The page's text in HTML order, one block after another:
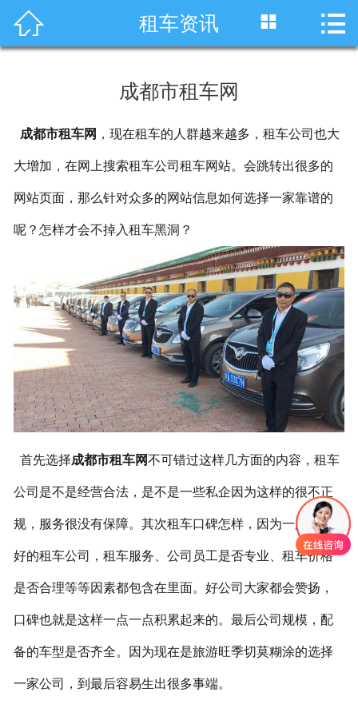
 首页
服务项目
租车价格
成功案例
关于我们
联系我们
 租车资讯  
成都市租车网
成都市租车网 ，现在租车的人群越来越多，租车公司也大
大增加，在网上搜索租车公司租车网站。会跳转出很多的
网站页面，那么针对众多的网站信息如何选择一家靠谱的
呢？怎样才会不掉入租车黑洞？
首先选择成都市租车网不可错过这样几方面的内容，租车
公司是不是经营合法，是不是一些私企因为这样的很不正
规，服务很没有保障。其次租车口碑怎样，因为一般口碑
好的租车公司，租车服务、公司员工是否专业、租车价格
是否合理等等因素都包含在里面。好公司大家都会赞扬，
口碑也就是这样一点一点积累起来的。最后公司规模，配
备的车型是否齐全。因为现在是旅游旺季切莫糊涂的选择
一家公司，到最后容易生出很多事端。